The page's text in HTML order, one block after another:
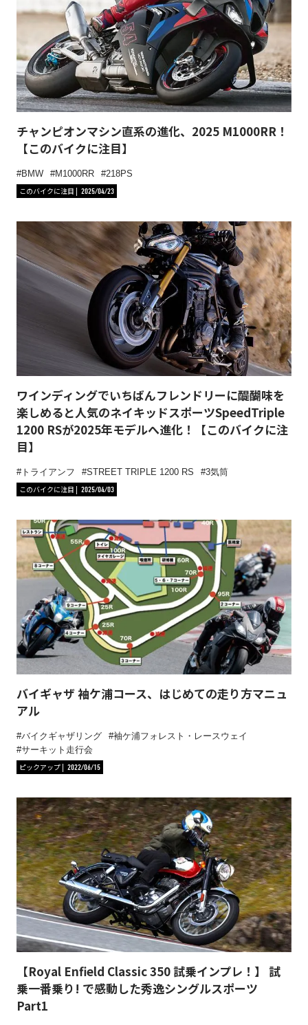
チャンピオンマシン直系の進化、2025 M1000RR！
【このバイクに注目】
BMW M1000RR
218PS
このバイクに注目
2025/04/23
ワインディングでいちばんフレンドリーに醍醐味を
楽しめると人気のネイキッドスポーツSpeedTriple
1200 RSが2025年モデルへ進化！【このバイクに注
目】
トライアンフ STREET TRIPLE 1200 RS
3気筒
このバイクに注目
2025/04/03
バイギャザ 袖ケ浦コース、はじめての走り方マニュ
アル
バイクギャザリング
袖ケ浦フォレスト・レースウェイ
サーキット走行会
ピックアップ
2022/06/15
【Royal Enfield Classic 350 試乗インプレ！】 試
乗一番乗り! で感動した秀逸シングルスポーツ
Part1